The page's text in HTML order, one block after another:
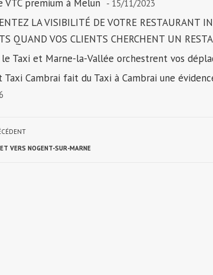
VTC premium à Melun - 15/11/2023
LA VISIBILITÉ DE VOTRE RESTAURANT
QUAND VOS CLIENTS CHERCHENT UN
le Taxi et Marne-la-Vallée orchestrent vos
Taxi Cambrai fait du Taxi à Cambrai une
VERS NOGENT-SUR-MARNE